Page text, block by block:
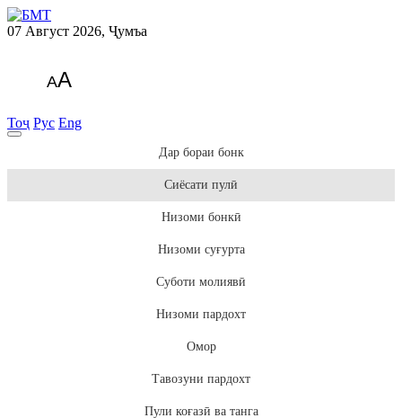
07 Август 2026, Ҷумъа
AA
Тоҷ Рус Eng
Дар бораи бонк
Сиёсати пулӣ
Низоми бонкӣ
Низоми суғурта
Суботи молиявӣ
Низоми пардохт
Омор
Тавозуни пардохт
Пули коғазӣ ва танга